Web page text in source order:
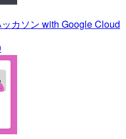
カソン with Google Cloud